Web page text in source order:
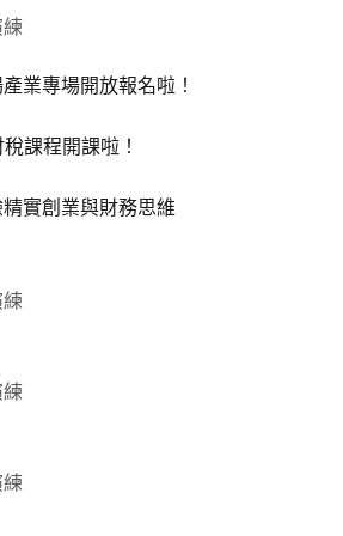
業專場開放報名啦！
課程開課啦！
實創業與財務思維